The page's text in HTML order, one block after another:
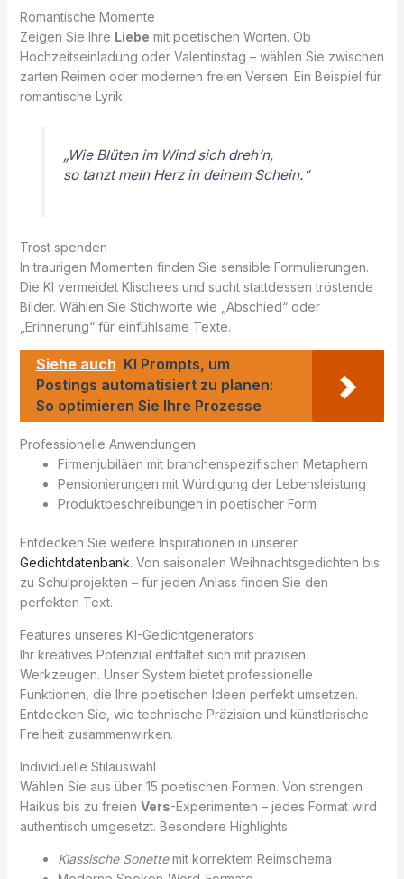
Romantische Momente
Zeigen Sie Ihre Liebe mit poetischen Worten. Ob
Hochzeitseinladung oder Valentinstag – wählen Sie zwischen
zarten Reimen oder modernen freien Versen. Ein Beispiel für
romantische Lyrik:
„Wie Blüten im Wind sich dreh’n,
so tanzt mein Herz in deinem Schein.“
Trost spenden
In traurigen Momenten finden Sie sensible Formulierungen.
Die KI vermeidet Klischees und sucht stattdessen tröstende
Bilder. Wählen Sie Stichworte wie „Abschied“ oder
„Erinnerung“ für einfühlsame Texte.
Siehe auch KI Prompts, um
Postings automatisiert zu planen:
So optimieren Sie Ihre Prozesse
Professionelle Anwendungen
Firmenjubiläen mit branchenspezifischen Metaphern
Pensionierungen mit Würdigung der Lebensleistung
Produktbeschreibungen in poetischer Form
Entdecken Sie weitere Inspirationen in unserer
Gedichtdatenbank. Von saisonalen Weihnachtsgedichten bis
zu Schulprojekten – für jeden Anlass finden Sie den
perfekten Text.
Features unseres KI-Gedichtgenerators
Ihr kreatives Potenzial entfaltet sich mit präzisen
Werkzeugen. Unser System bietet professionelle
Funktionen, die Ihre poetischen Ideen perfekt umsetzen.
Entdecken Sie, wie technische Präzision und künstlerische
Freiheit zusammenwirken.
Individuelle Stilauswahl
Wählen Sie aus über 15 poetischen Formen. Von strengen
Haikus bis zu freien Vers-Experimenten – jedes Format wird
authentisch umgesetzt. Besondere Highlights:
Klassische Sonettemit korrektem Reimschema